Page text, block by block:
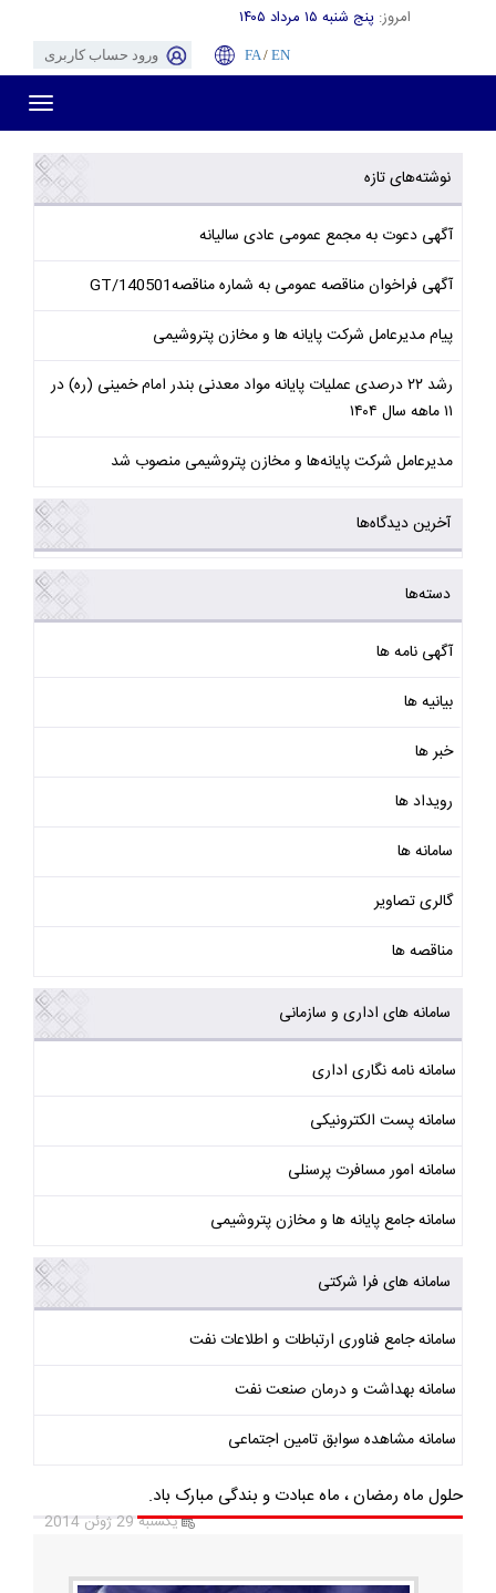
امروز: پنج شنبه ۱۵ مرداد ۱۴۰۵
FA/ EN ورود حساب کاربری
نوشته‌های تازه
آگهی دعوت به مجمع عمومی عادی سالیانه
آگهی فراخوان مناقصه عمومی به شماره مناقصهGT/140501
پیام مدیرعامل شرکت پایانه ها و مخازن پتروشیمی
رشد ۲۲ درصدی عملیات پایانه مواد معدنی بندر امام خمینی (ره) در
۱۱ ماهه سال ۱۴۰۴
مدیرعامل شرکت پایانه‌ها و مخازن پتروشیمی منصوب شد
آخرین دیدگاه‌ها
دسته‌ها
آگهی نامه ها
بیانیه ها
خبر ها
رویداد ها
سامانه ها
گالری تصاویر
مناقصه ها
سامانه های اداری و سازمانی
سامانه نامه نگاری اداری
سامانه پست الکترونیکی
سامانه امور مسافرت پرسنلی
سامانه جامع پایانه ها و مخازن پتروشیمی
سامانه های فرا شرکتی
سامانه جامع فناوری ارتباطات و اطلاعات نفت
سامانه بهداشت و درمان صنعت نفت
سامانه مشاهده سوابق تامین اجتماعی
حلول ماه رمضان ، ماه عبادت و بندگی مبارک باد.
یکشنبه 29 ژوئن 2014